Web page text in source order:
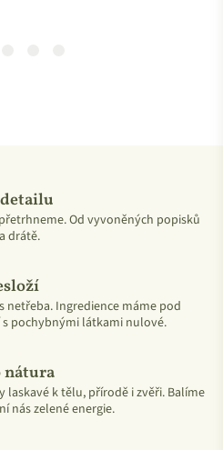
Od vyvoněných popisků
drátě.
netřeba. Ingredience máme pod
pochybnými látkami nulové.
nátura
laskavé k tělu, přírodě i zvěři. Balíme
nás zelené energie.